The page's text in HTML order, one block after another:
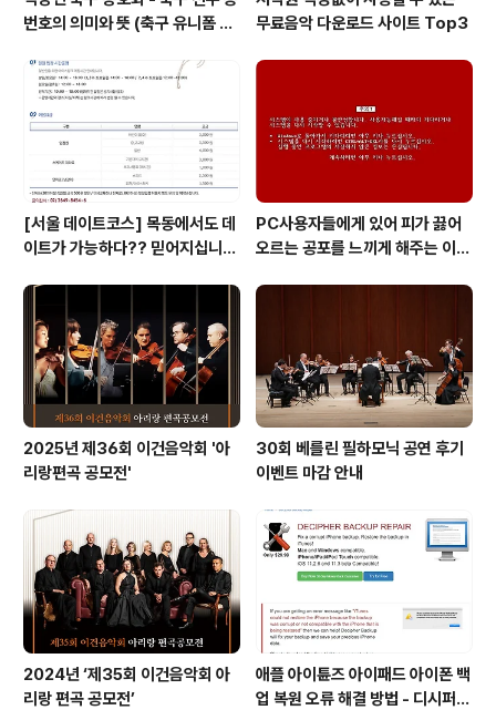
번호의 의미와 뜻 (축구 유니폼 번
무료음악 다운로드 사이트 Top3
[서울 데이트코스] 목동에서도 데
이트가 가능하다?? 믿어지십니
PC사용자들에게 있어 피가 끓어
오르는 공포를 느끼게 해주는 이
드 스크린이 있다는 사실!! 알고 계
2025년 제36회 이건음악회 '아
리랑편곡 공모전'
30회 베를린 필하모닉 공연 후기
이벤트 마감 안내
2024년 ‘제35회 이건음악회 아
리랑 편곡 공모전’
애플 아이튠즈 아이패드 아이폰 백
업 복원 오류 해결 방법 - 디시퍼